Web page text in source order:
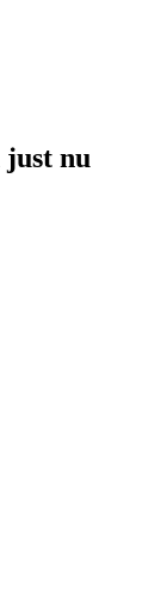
just nu